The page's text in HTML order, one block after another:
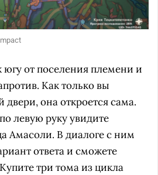
югу от поселения племени и
Как только вы
двери, она откроется сама.
левую руку увидите
Амасоли. В диалоге с ним
ответа и сможете
три тома из цикла